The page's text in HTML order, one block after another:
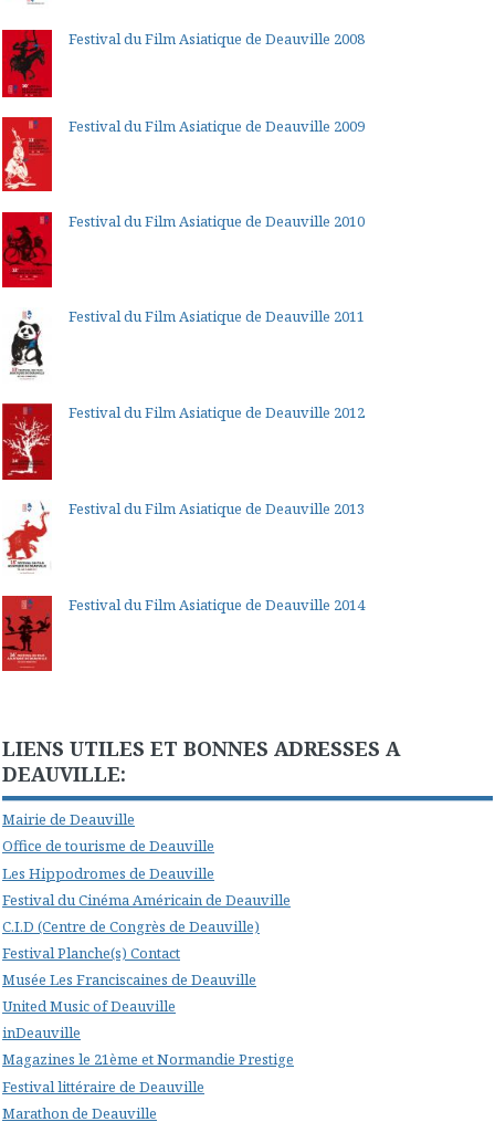
Festival du Film Asiatique de Deauville 2008
Festival du Film Asiatique de Deauville 2009
Festival du Film Asiatique de Deauville 2010
Festival du Film Asiatique de Deauville 2011
Festival du Film Asiatique de Deauville 2012
Festival du Film Asiatique de Deauville 2013
Festival du Film Asiatique de Deauville 2014
LIENS UTILES ET BONNES ADRESSES A
DEAUVILLE:
Mairie de Deauville
Office de tourisme de Deauville
Les Hippodromes de Deauville
Festival du Cinéma Américain de Deauville
C.I.D (Centre de Congrès de Deauville)
Festival Planche(s) Contact
Musée Les Franciscaines de Deauville
United Music of Deauville
inDeauville
Magazines le 21ème et Normandie Prestige
Festival littéraire de Deauville
Marathon de Deauville